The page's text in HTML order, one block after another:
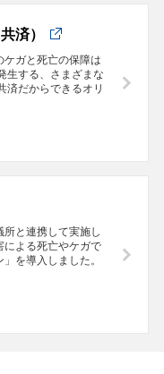
済）
ケガと死亡の保障は
生する、さまざまな
済だからできるオリ
と連携して実施し
による死亡やケガで
を導入しました。